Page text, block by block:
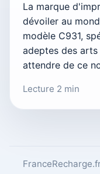
La marque
dévoiler au
modèle C931,
adeptes des
attendre de ce
Lecture 2 min